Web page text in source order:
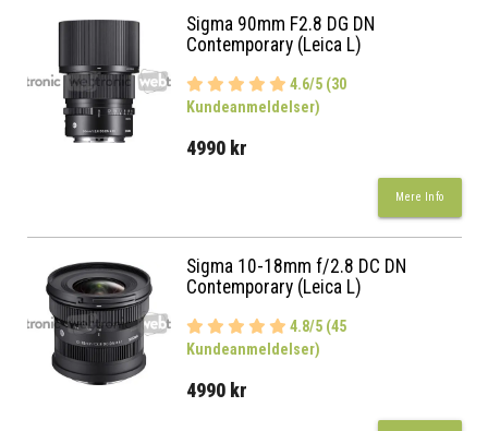
Sigma 90mm F2.8 DG DN
Contemporary (Leica L)
4.6/5 (30
Kundeanmeldelser)
4990 kr
Mere Info
Sigma 10-18mm f/2.8 DC DN
Contemporary (Leica L)
4.8/5 (45
Kundeanmeldelser)
4990 kr